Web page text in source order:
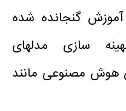
گنجانده شده
سازی مدلهای
هوش مصنوعی مانند